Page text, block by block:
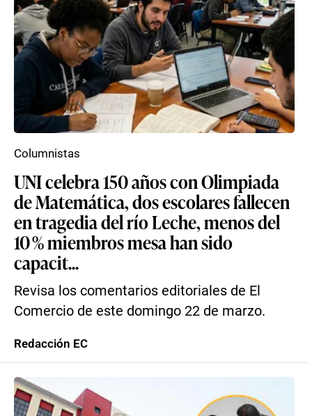
UNI celebra 150 años con Olimpiada
de Matemática, dos escolares fallecen
en tragedia del río Leche, menos del
10 % miembros mesa han sido
capacit...
Revisa los comentarios editoriales de El
Comercio de este domingo 22 de marzo.
Columnistas
Redacción EC